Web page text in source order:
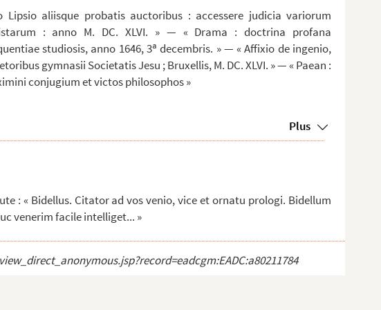
aliisque probatis auctoribus : accessere judicia variorum
: anno M. DC. XLVI. » — « Drama : doctrina profana
studiosis, anno 1646, 3a decembris. » — « Affixio de ingenio,
gymnasii Societatis Jesu ; Bruxellis, M. DC. XLVI. » — « Paean :
conjugium et victos philosophos »
Plus
: « Bidellus. Citator ad vos venio, vice et ornatu prologi. Bidellum
venerim facile intelliget... »